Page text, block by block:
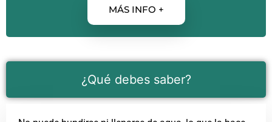
MÁS INFO +
¿Qué debes saber?